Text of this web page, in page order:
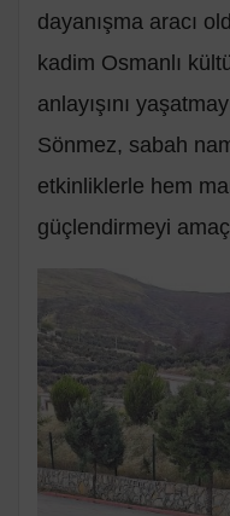
dayanışma aracı
kadim Osmanlı
anlayışını
Sönmez, sabah
etkinliklerle hem
güçlendirmeyi